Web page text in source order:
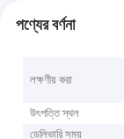
পণ্যের বর্ণনা
লক্ষণীয় করা
উৎপত্তি স্থল
ডেলিভারি সময়